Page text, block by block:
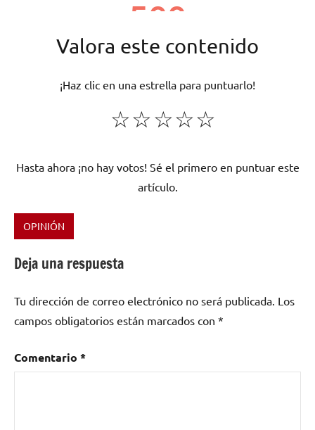
Valora este contenido
¡Haz clic en una estrella para puntuarlo!
☆
☆
☆
☆
☆
Hasta ahora ¡no hay votos! Sé el primero en puntuar este
artículo.
AMM,
Prévost,
Improvisación,
libre,
Juan
OPINIÓN
Deja una respuesta
Tu dirección de correo electrónico no será publicada. Los
campos obligatorios están marcados con *
Comentario *